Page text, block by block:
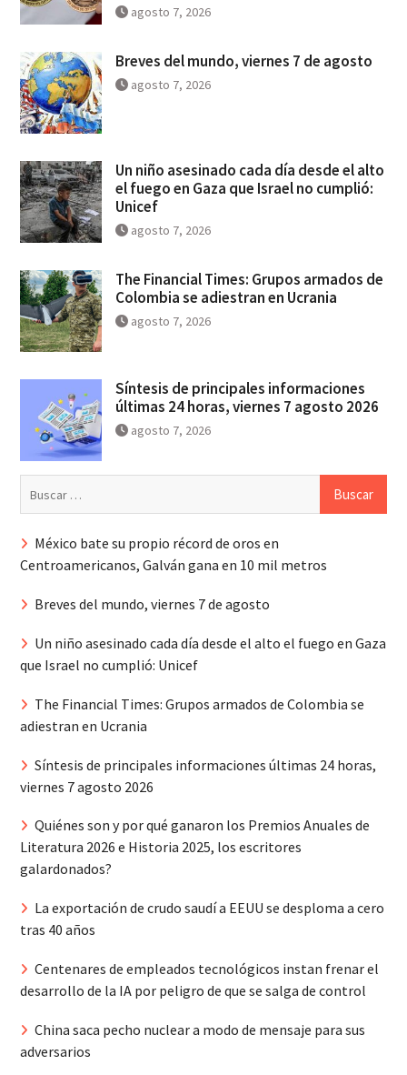
agosto 7, 2026
Breves del mundo, viernes 7 de agosto
agosto 7, 2026
Un niño asesinado cada día desde el alto
el fuego en Gaza que Israel no cumplió:
Unicef
agosto 7, 2026
The Financial Times: Grupos armados de
Colombia se adiestran en Ucrania
agosto 7, 2026
Síntesis de principales informaciones
últimas 24 horas, viernes 7 agosto 2026
agosto 7, 2026
México bate su propio récord de oros en
Centroamericanos, Galván gana en 10 mil metros
Breves del mundo, viernes 7 de agosto
Un niño asesinado cada día desde el alto el fuego en Gaza
que Israel no cumplió: Unicef
The Financial Times: Grupos armados de Colombia se
adiestran en Ucrania
Síntesis de principales informaciones últimas 24 horas,
viernes 7 agosto 2026
Quiénes son y por qué ganaron los Premios Anuales de
Literatura 2026 e Historia 2025, los escritores
galardonados?
La exportación de crudo saudí a EEUU se desploma a cero
tras 40 años
Centenares de empleados tecnológicos instan frenar el
desarrollo de la IA por peligro de que se salga de control
China saca pecho nuclear a modo de mensaje para sus
adversarios